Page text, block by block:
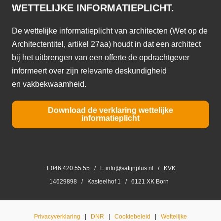
WETTELIJKE INFORMATIEPLICHT.
De wettelijke informatieplicht van architecten (Wet op de
Architectentitel, artikel 27aa) houdt in dat een architect
bij het uitbrengen van een offerte de opdrachtgever
informeert over zijn relevante deskundigheid
en vakbekwaamheid.
Download de verklaring wettelijke
informatieplicht
T 046 420 55 55 / E info@satijnplus.nl / KVK
14629898 / Kasteelhof 1 / 6121 XK Born
Privacyverklaring DNR Cookiebeleid Wettelijke